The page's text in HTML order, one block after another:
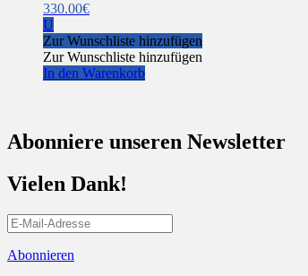
330.00€
U
Zur Wunschliste hinzufügen
Zur Wunschliste hinzufügen
In den Warenkorb
Abonniere unseren Newsletter
Vielen Dank!
Abonnieren